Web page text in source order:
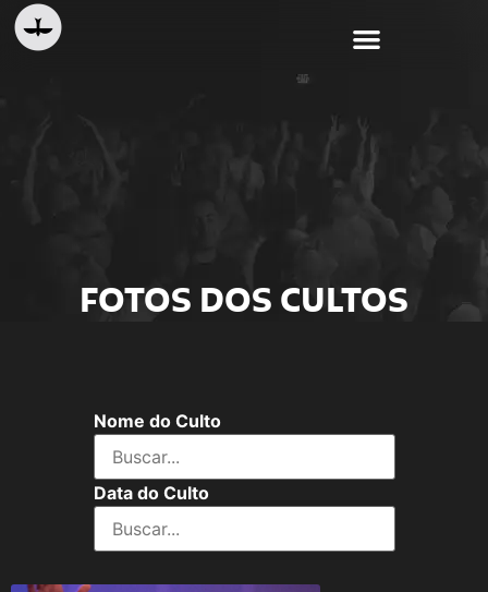
FOTOS DOS CULTOS
Nome do Culto
Data do Culto